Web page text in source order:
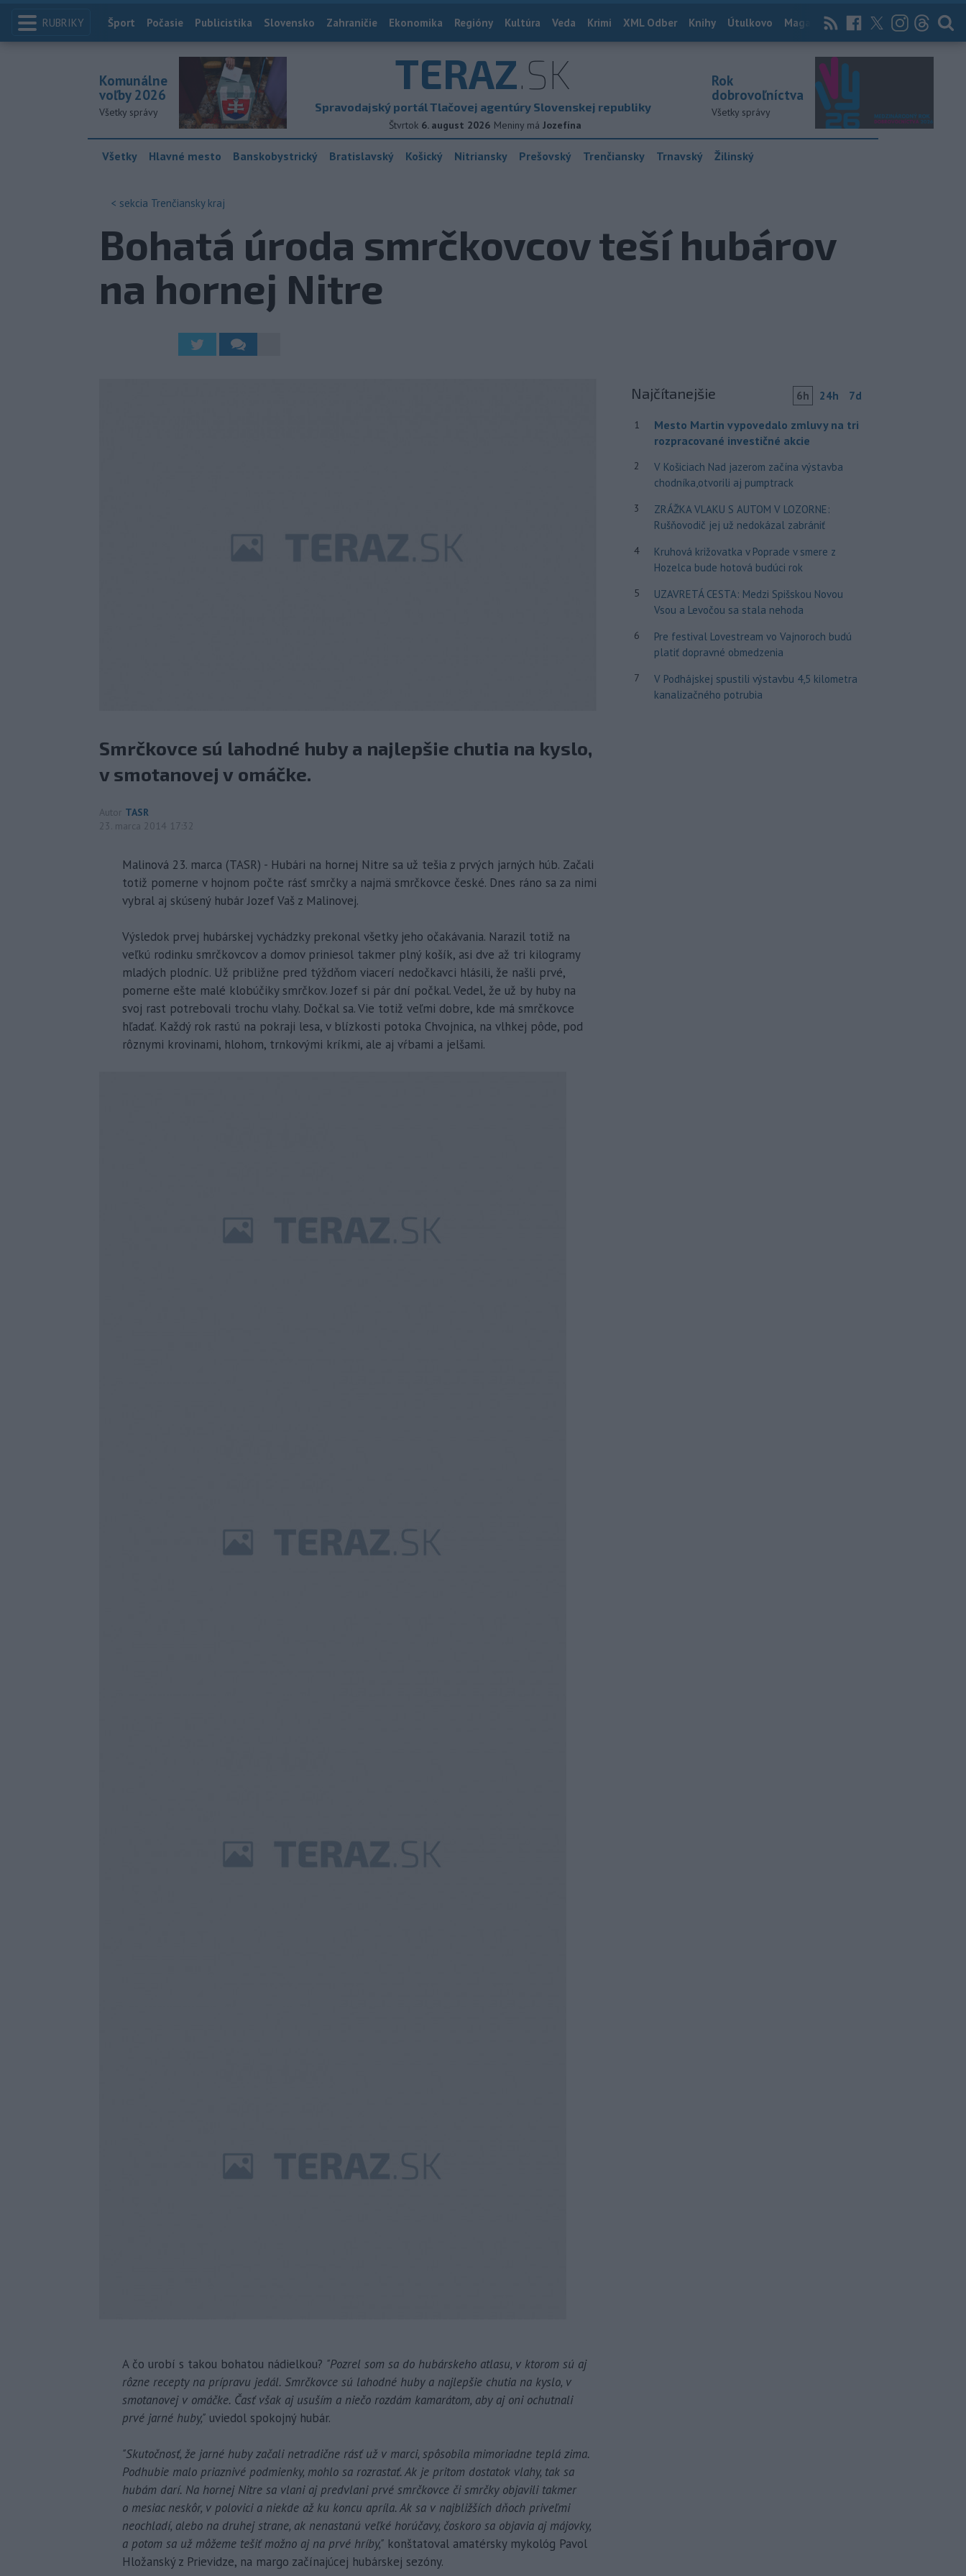
RUBRIKY Index
Šport Počasie Publicistika Slovensko Zahraničie Ekonomika Regióny Kultúra Veda Krimi XML Odber Knihy Útulkovo Magazín News Now Archív
TERAZ.SK
Spravodajský portál Tlačovej agentúry Slovenskej republiky
Štvrtok 6. august 2026 Meniny má Jozefína
Komunálne
voľby 2026
Všetky správy
Rok
dobrovoľníctva
Všetky správy
Všetky Hlavné mesto Banskobystrický Bratislavský Košický Nitriansky Prešovský Trenčiansky Trnavský Žilinský
< sekcia Trenčiansky kraj
Bohatá úroda smrčkovcov teší hubárov
na hornej Nitre
Smrčkovce sú lahodné huby a najlepšie chutia na kyslo,
v smotanovej v omáčke.
Autor TASR
23. marca 2014 17:32
Malinová 23. marca (TASR) - Hubári na hornej Nitre sa už tešia z prvých jarných húb. Začali
totiž pomerne v hojnom počte rásť smrčky a najmä smrčkovce české. Dnes ráno sa za nimi
vybral aj skúsený hubár Jozef Vaš z Malinovej.
Výsledok prvej hubárskej vychádzky prekonal všetky jeho očakávania. Narazil totiž na
veľkú rodinku smrčkovcov a domov priniesol takmer plný košík, asi dve až tri kilogramy
mladých plodníc. Už približne pred týždňom viacerí nedočkavci hlásili, že našli prvé,
pomerne ešte malé klobúčiky smrčkov. Jozef si pár dní počkal. Vedel, že už by huby na
svoj rast potrebovali trochu vlahy. Dočkal sa. Vie totiž veľmi dobre, kde má smrčkovce
hľadať. Každý rok rastú na pokraji lesa, v blízkosti potoka Chvojnica, na vlhkej pôde, pod
rôznymi krovinami, hlohom, trnkovými kríkmi, ale aj vŕbami a jelšami.
A čo urobí s takou bohatou nádielkou? "Pozrel som sa do hubárskeho atlasu, v ktorom sú aj
rôzne recepty na prípravu jedál. Smrčkovce sú lahodné huby a najlepšie chutia na kyslo, v
smotanovej v omáčke. Časť však aj usuším a niečo rozdám kamarátom, aby aj oni ochutnali
prvé jarné huby," uviedol spokojný hubár.
"Skutočnosť, že jarné huby začali netradične rásť už v marci, spôsobila mimoriadne teplá zima.
Podhubie malo priaznivé podmienky, mohlo sa rozrastať. Ak je pritom dostatok vlahy, tak sa
hubám darí. Na hornej Nitre sa vlani aj predvlani prvé smrčkovce či smrčky objavili takmer
o mesiac neskôr, v polovici a niekde až ku koncu apríla. Ak sa v najbližších dňoch priveľmi
neochladí, alebo na druhej strane, ak nenastanú veľké horúčavy, čoskoro sa objavia aj májovky,
a potom sa už môžeme tešiť možno aj na prvé hríby," konštatoval amatérsky mykológ Pavol
Hložanský z Prievidze, na margo začínajúcej hubárskej sezóny.
Najčítanejšie 6h 24h 7d
1
Mesto Martin vypovedalo zmluvy na tri
rozpracované investičné akcie
2
V Košiciach Nad jazerom začína výstavba
chodníka,otvorili aj pumptrack
3
ZRÁŽKA VLAKU S AUTOM V LOZORNE:
Rušňovodič jej už nedokázal zabrániť
4
Kruhová križovatka v Poprade v smere z
Hozelca bude hotová budúci rok
5
UZAVRETÁ CESTA: Medzi Spišskou Novou
Vsou a Levočou sa stala nehoda
6
Pre festival Lovestream vo Vajnoroch budú
platiť dopravné obmedzenia
7
V Podhájskej spustili výstavbu 4,5 kilometra
kanalizačného potrubia